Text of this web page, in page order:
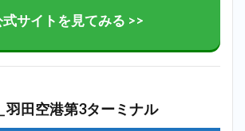
式サイトを見てみる >>
羽田空港第3ターミナル